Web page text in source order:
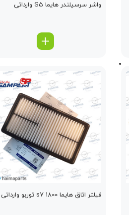
واشر سرسیلندر هایما S5 وارداتی
فیلتر اتاق هایما s7 1800 توربو وارداتی